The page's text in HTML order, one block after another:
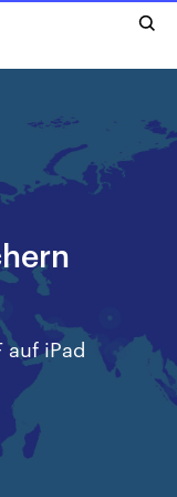
auf iPad